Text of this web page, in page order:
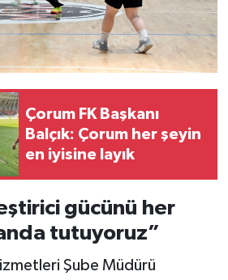
Çorum FK Başkanı
Balçık: Çorum her şeyin
en iyisine layık
gücünü her
tutuyoruz”
Şube Müdürü